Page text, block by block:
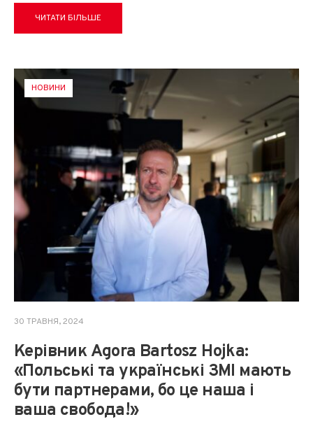
ЧИТАТИ БІЛЬШЕ
НОВИНИ
30 ТРАВНЯ, 2024
Керівник Agora Bartosz Hojka:
«Польські та українські ЗМІ мають
бути партнерами, бо це наша і
ваша свобода!»